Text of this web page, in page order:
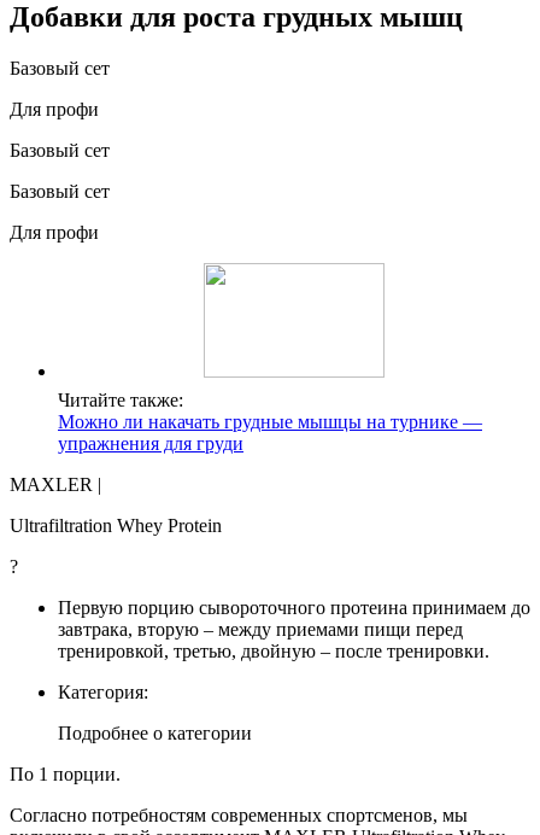
Добавки для роста грудных мышц
Базовый сет
Для профи
Базовый сет
Базовый сет
Для профи
Читайте также:
Можно ли накачать грудные мышцы на турнике —
упражнения для груди
MAXLER |
Ultrafiltration Whey Protein
?
Первую порцию сывороточного протеина принимаем до
завтрака, вторую – между приемами пищи перед
тренировкой, третью, двойную – после тренировки.
Категория:
Подробнее о категории
По 1 порции.
Согласно потребностям современных спортсменов, мы